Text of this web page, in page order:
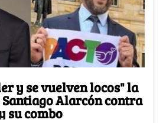
y se vuelven locos" la
Alarcón contra
su combo